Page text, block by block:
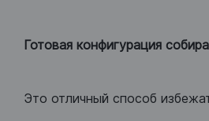
Готовая конфигурация
Это отличный способ